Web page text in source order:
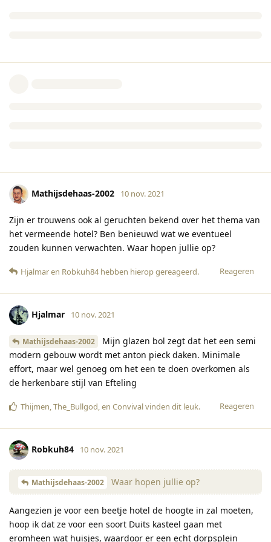
Mathijsdehaas-2002 10 nov. 2021
Zijn er trouwens ook al geruchten bekend over het thema van
het vermeende hotel? Ben benieuwd wat we eventueel
zouden kunnen verwachten. Waar hopen jullie op?
Reageren
Hjalmaren Robkuh84hebben hierop gereageerd.
Hjalmar 10 nov. 2021
Mathijsdehaas-2002
Mijn glazen bol zegt dat het een semi
modern gebouw wordt met anton pieck daken. Minimale
effort, maar wel genoeg om het een te doen overkomen als
de herkenbare stijl van Efteling
Reageren
Thijmen,The_Bullgod, en Convivalvinden dit leuk.
Robkuh84 10 nov. 2021
Mathijsdehaas-2002 Waar hopen jullie op?
Aangezien je voor een beetje hotel de hoogte in zal moeten,
hoop ik dat ze voor een soort Duits kasteel gaan met
eromheen wat huisjes, waardoor er een echt dorpsplein